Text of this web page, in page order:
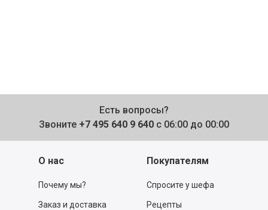
Есть вопросы?
Звоните +7 495 640 9 640 с 06:00 до 00:00
О нас
Почему мы?
Заказ и доставка
Покупателям
Спросите у шефа
Рецепты